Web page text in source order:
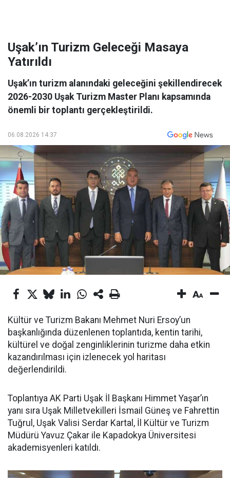
Uşak’ın Turizm Geleceği Masaya
Yatırıldı
Uşak’ın turizm alanındaki geleceğini şekillendirecek
2026-2030 Uşak Turizm Master Planı kapsamında
önemli bir toplantı gerçekleştirildi.
06.08.2026 14:37
Kültür ve Turizm Bakanı Mehmet Nuri Ersoy’un
başkanlığında düzenlenen toplantıda, kentin tarihi,
kültürel ve doğal zenginliklerinin turizme daha etkin
kazandırılması için izlenecek yol haritası
değerlendirildi.
Toplantıya AK Parti Uşak İl Başkanı Himmet Yaşar’ın
yanı sıra Uşak Milletvekilleri İsmail Güneş ve Fahrettin
Tuğrul, Uşak Valisi Serdar Kartal, İl Kültür ve Turizm
Müdürü Yavuz Çakar ile Kapadokya Üniversitesi
akademisyenleri katıldı.